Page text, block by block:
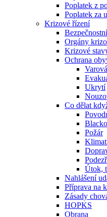
Poplatek z
Poplatek za
Krizové řízení
Orgány
Krizové
Ochrana
Ukrytí
Co dělat
Požár
Útok,
Nahlášení
Příprava na
Zásady
HOPKS
Obrana